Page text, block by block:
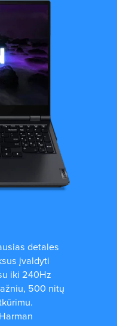
detales
įvaldyti
iki 240Hz
500 nitų